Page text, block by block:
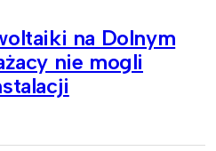
na Dolnym
nie mogli